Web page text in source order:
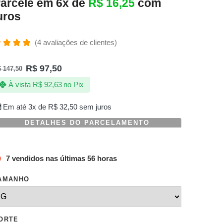
em 6x de R$ 16,25 com
de 5,
(4avaliações de clientes)
147,50 R$ 97,50
Em até 3x de R$32,50sem juros
À vista R$92,63 no Pix
DETALHES DO PARCELAMENTO
7 vendidos nas últimas 56 horas